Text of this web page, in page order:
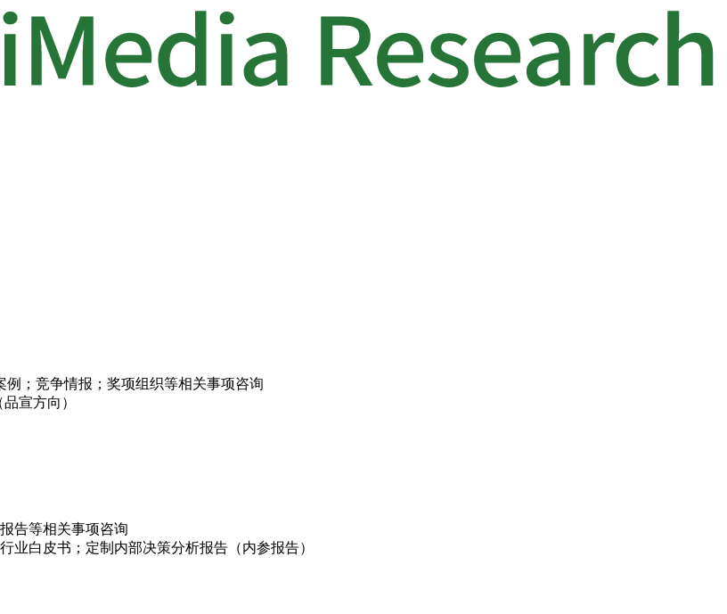
；竞争情报；奖项组织等相关事项咨询
宣方向）
告等相关事项咨询
业白皮书；定制内部决策分析报告（内参报告）